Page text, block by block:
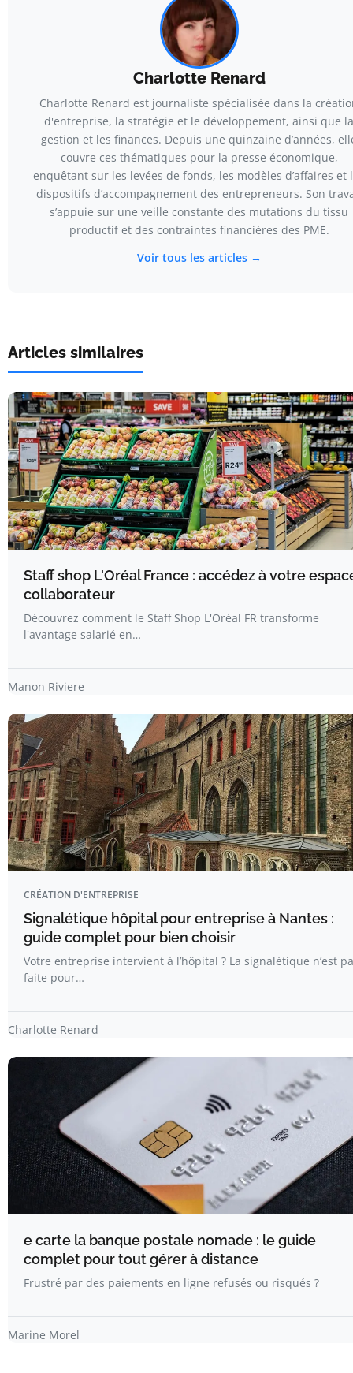
Charlotte Renard
Charlotte Renard est journaliste spécialisée dans la
d'entreprise, la stratégie et le développement, ainsi que la
gestion et les finances. Depuis une quinzaine d’années,
couvre ces thématiques pour la presse économique,
enquêtant sur les levées de fonds, les modèles d’affaires et
dispositifs d’accompagnement des entrepreneurs. Son
s’appuie sur une veille constante des mutations du tissu
productif et des contraintes financières des PME.
Voir tous les articles →
Articles similaires
Staff shop L'Oréal France : accédez à votre
collaborateur
Découvrez comment le Staff Shop L'Oréal FR transforme
l'avantage salarié en…
Manon Riviere
CRÉATION D'ENTREPRISE
Signalétique hôpital pour entreprise à Nantes :
guide complet pour bien choisir
Votre entreprise intervient à l’hôpital ? La signalétique n’est
faite pour…
Charlotte Renard
e carte la banque postale nomade : le guide
complet pour tout gérer à distance
Frustré par des paiements en ligne refusés ou risqués ?
Marine Morel